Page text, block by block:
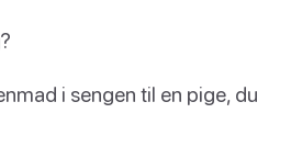
i sengen til en pige, du